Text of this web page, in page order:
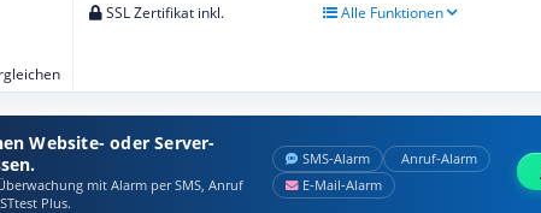
SSL Zertifikat inkl.
Alle Funktionen
Website- oder Server-
mit Alarm per SMS, Anruf
Plus.
SMS‑Alarm
Anruf‑Alarm
E‑Mail‑Alarm